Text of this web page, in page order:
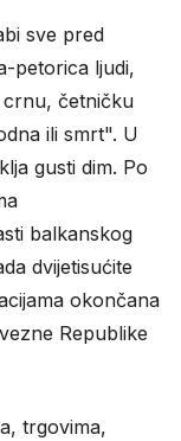
sve pred
petorica ljudi,
četničku
ili smrt". U
gusti dim. Po
balkanskog
dvijetisućite
okončana
Republike
trgovima,